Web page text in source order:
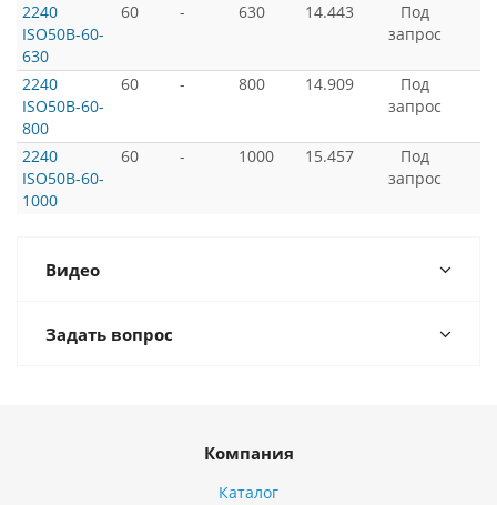
2240
ISO50B-60-
630
60 - 630 14.443
Под
запрос
2240
ISO50B-60-
800
60 - 800 14.909
Под
запрос
2240
ISO50B-60-
1000
60 - 1000 15.457
Под
запрос
Видео
Задать вопрос
Компания
Каталог